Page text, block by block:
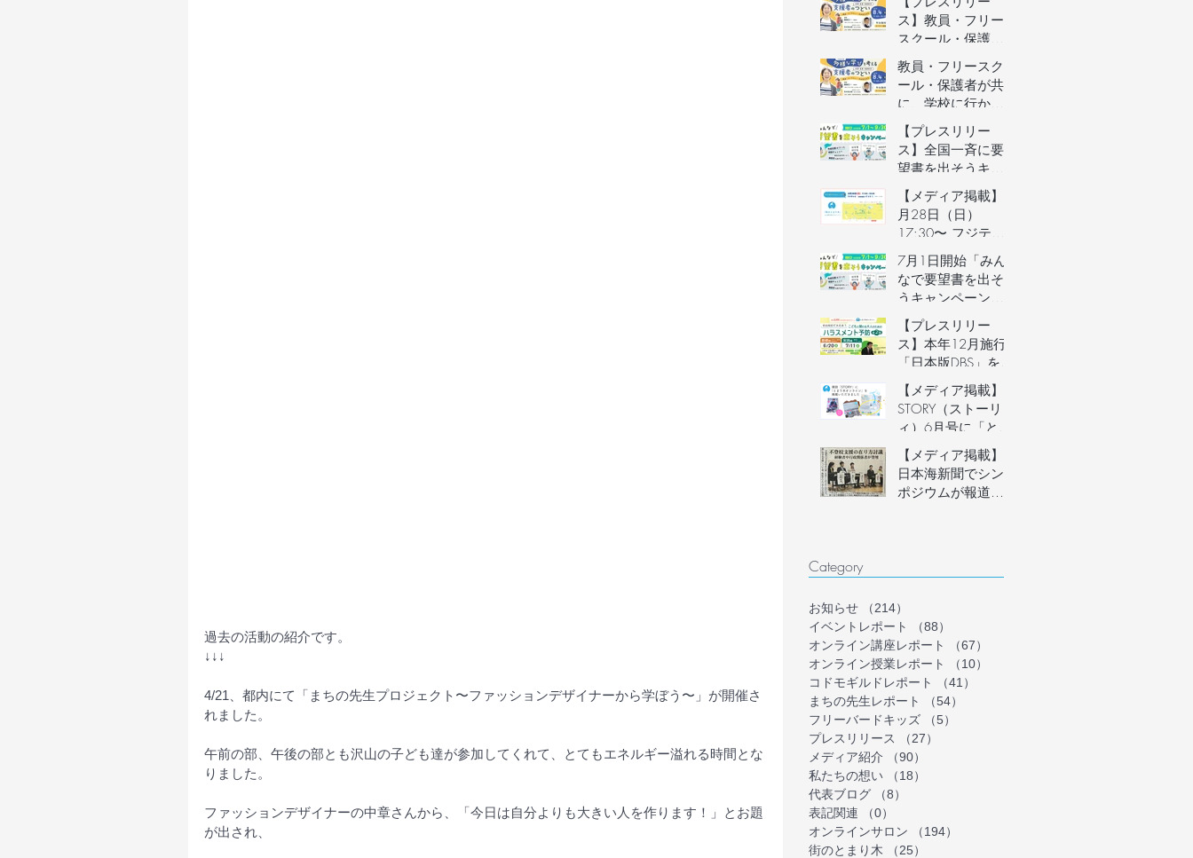
過去の活動の紹介です。
↓↓↓
4/21、都内にて「まちの先生プロジェクト〜ファッションデザイナーから学ぼう〜」が開催さ
れました。
午前の部、午後の部とも沢山の子ども達が参加してくれて、とてもエネルギー溢れる時間とな
りました。
ファッションデザイナーの中章さんから、「今日は自分よりも大きい人を作ります！」とお題
が出され、
保護者向けオンラ
インイベントを開
ス】教員・フリー
スクール・保護者
が共に、学校に行
かない・行けない
子どもの気持ちを
ンイベントを開催
教員・フリースク
ール・保護者が共
に、学校に行かな
い・行けない子ど
もの気持ちを理解
するオンラインイ
募集します（長野
県主催）
【プレスリリー
ス】全国一斉に要
望書を出そうキャ
ンペーン／自治体
予算要望支援AIの
利用権つき！／不
制度づくりへ
【メディア掲載】6
月28日（日）
17:30〜 フジテレ
ビ「イット！」で
街のとまり木が紹
介されました！
7月1日開始「みん
なで要望書を出そ
うキャンペーン」
のご案内&7月3日
説明会開催
【プレスリリー
ス】本年12月施行
「日本版DBS」を見
据え、フリースク
ール運営者など子
どもに関わる大人
メント予防講座」
を6月20日(土)にオ
ンライン開催。フ
【メディア掲載】
STORY（ストーリ
ィ）6月号に「とま
り木オンライン」
を掲載いただきま
した！
【メディア掲載】
日本海新聞でシン
ポジウムが報道さ
Category
お知らせ （214）
イベントレポート
（88）
オンライン講座レポート
（67）
オンライン授業レポート
（10）
コドモギルドレポート
（41）
まちの先生レポート
（54）
フリーバードキッズ
（5）
プレスリリース
（27）
メディア紹介
（90）
私たちの想い
（18）
代表ブログ
（8）
表記関連
（0）
オンラインサロン
（194）
街のとまり木
（25）